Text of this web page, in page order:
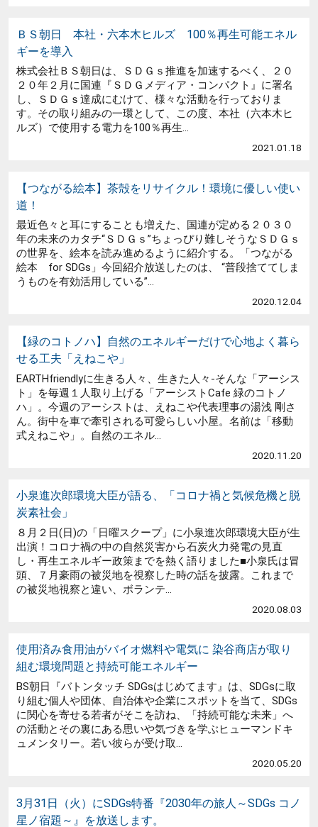
ＢＳ朝日 本社・六本木ヒルズ 100％再生可能エネル
ギーを導入
株式会社ＢＳ朝日は、ＳＤＧｓ推進を加速するべく、２０
２０年２月に国連『ＳＤＧメディア・コンパクト』に署名
し、ＳＤＧｓ達成にむけて、様々な活動を行っておりま
す。その取り組みの一環として、この度、本社（六本木ヒ
ルズ）で使用する電力を100％再生...
2021.01.18
【つながる絵本】茶殻をリサイクル！環境に優しい使い
道！
最近色々と耳にすることも増えた、国連が定める２０３０
年の未来のカタチ“ＳＤＧｓ”ちょっぴり難しそうなＳＤＧｓ
の世界を、絵本を読み進めるように紹介する。「つながる
絵本 for SDGs」今回紹介放送したのは、 “普段捨ててしま
うものを有効活用している”...
2020.12.04
【緑のコトノハ】自然のエネルギーだけで心地よく暮ら
せる工夫「えねこや」
EARTHfriendlyに生きる人々、生きた人々-そんな「アーシス
ト」を毎週１人取り上げる「アーシストCafe 緑のコトノ
ハ」。今週のアーシストは、えねこや代表理事の湯浅 剛さ
ん。街中を車で牽引される可愛らしい小屋。名前は「移動
式えねこや」。自然のエネル...
2020.11.20
小泉進次郎環境大臣が語る、「コロナ禍と気候危機と脱
炭素社会」
８月２日(日)の「日曜スクープ」に小泉進次郎環境大臣が生
出演！コロナ禍の中の自然災害から石炭火力発電の見直
し・再生エネルギー政策までを熱く語りました■小泉氏は冒
頭、７月豪雨の被災地を視察した時の話を披露。これまで
の被災地視察と違い、ボランテ...
2020.08.03
使用済み食用油がバイオ燃料や電気に 染谷商店が取り
組む環境問題と持続可能エネルギー
BS朝日『バトンタッチ SDGsはじめてます』は、SDGsに取
り組む個人や団体、自治体や企業にスポットを当て、SDGs
に関心を寄せる若者がそこを訪ね、「持続可能な未来」へ
の活動とその裏にある思いや気づきを学ぶヒューマンドキ
ュメンタリー。若い彼らが受け取...
2020.05.20
3月31日（火）にSDGs特番『2030年の旅人～SDGs コノ
星ノ宿題～』を放送します。